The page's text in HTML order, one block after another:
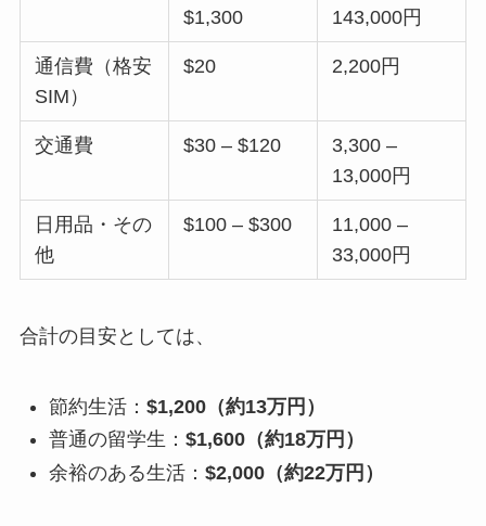
$1,300
143,000円
通信費（格安
SIM）
$20 2,200円
交通費 $30 – $120
3,300 –
13,000円
日用品・その
他
$100 – $300
11,000 –
33,000円
合計の目安としては、
節約生活： $1,200（約13万円）
普通の留学生： $1,600（約18万円）
余裕のある生活： $2,000（約22万円）